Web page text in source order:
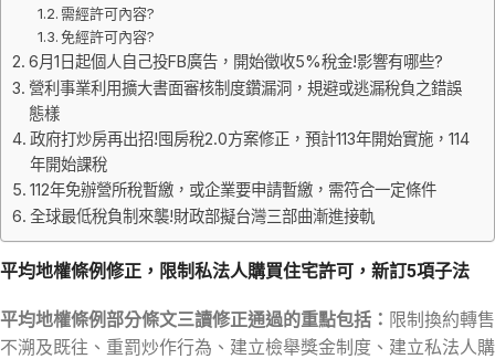
需經許可內容?
免經許可內容?
6月1日起個人自己投FB廣告，開始徵收5%稅金!影響有哪些?
營利事業利用擴大書面審核制度鑽漏洞，規避或逃漏稅負之錯誤
態樣
政府打炒房再出招!囤房稅2.0方案修正，預計113年開始實施，114
年開始課稅
112年免辦營所稅暫繳，或企業要申請暫繳，需符合一定條件
全球最低稅負制來襲!財政部擬台灣三部曲漸進接軌
平均地權條例修正，限制私法人購買住宅許可，新訂5項子法
平均地權條例部分條文三讀修正通過的重點包括： 限制換約轉售
不溯及既往、重罰炒作行為、建立檢舉獎金制度、建立私法人購